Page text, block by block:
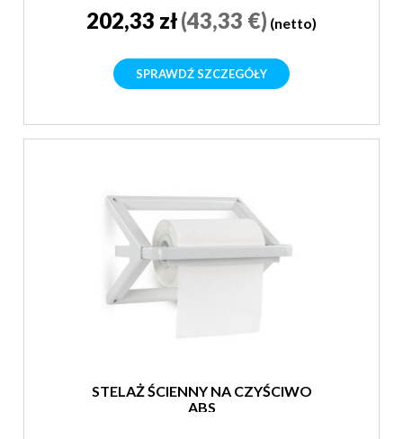
202,33 zł(43,33 €) (netto)
SPRAWDŹ SZCZEGÓŁY
STELAŻ ŚCIENNY NA CZYŚCIWO
ABS